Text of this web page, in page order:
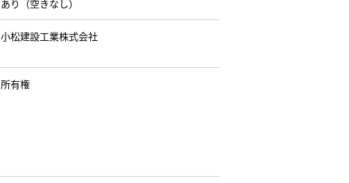
あり（空きなし）
小松建設工業株式会社
所有権